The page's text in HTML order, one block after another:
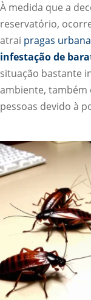
À medida que a
reservatório,
atrai pragas
infestação de
situação bastante
ambiente, também
pessoas devido à